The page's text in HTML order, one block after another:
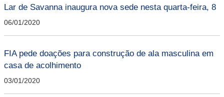
Lar de Savanna inaugura nova sede nesta quarta-feira, 8
06/01/2020
FIA pede doações para construção de ala masculina em
casa de acolhimento
03/01/2020